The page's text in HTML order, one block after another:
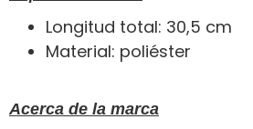
Longitud total: 30,5 cm
Material: poliéster
Acerca de la marca